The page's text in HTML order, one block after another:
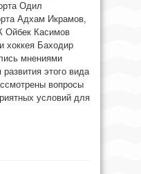
Одил
Адхам Икрамов,
Ойбек Касимов
хоккея Баходир
мнениями
этого вида
вопросы
условий для